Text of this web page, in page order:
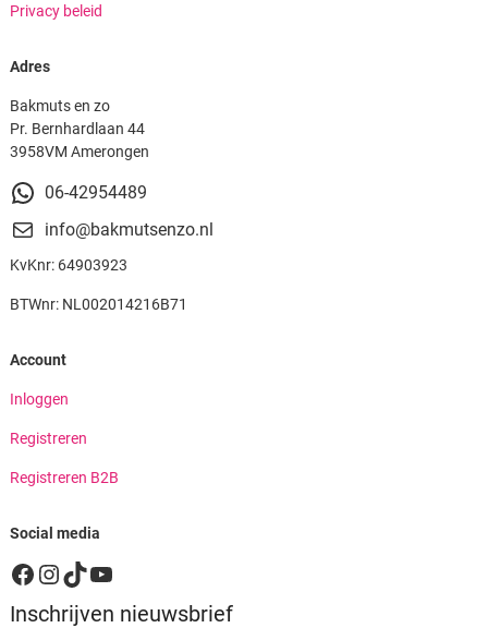
Privacy beleid
Adres
Bakmuts en zo
Pr. Bernhardlaan 44
3958VM Amerongen
06-42954489
info@bakmutsenzo.nl
KvKnr: 64903923
BTWnr: NL002014216B71
Account
Inloggen
Registreren
Registreren B2B
Social media
Facebook
Instagram
TikTok
YouTube
Inschrijven nieuwsbrief